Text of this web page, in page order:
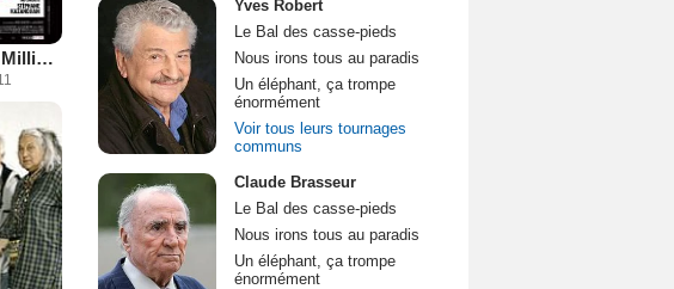
Moi, Michel G, Milliardaire, Maître du monde
Yves Robert
Le Bal des casse-pieds
Nous irons tous au paradis
Un éléphant, ça trompe
énormément
Voir tous leurs tournages
communs
Claude Brasseur
Le Bal des casse-pieds
Nous irons tous au paradis
Un éléphant, ça trompe
énormément